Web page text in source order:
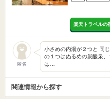
楽天トラベルの
匿名
小さめの内湯が２つと 同
の１つはぬるめの炭酸泉
は…
関連情報から探す